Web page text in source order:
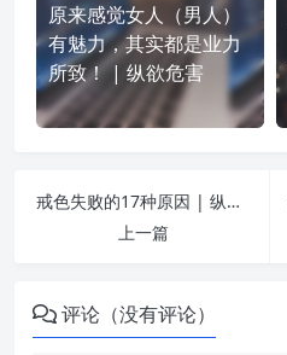
原来感觉女人（男人）
有魅力，其实都是业力
所致！ | 纵欲危害
戒色失败的17种原因 | 纵欲危害
上一篇
评论（没有评论）